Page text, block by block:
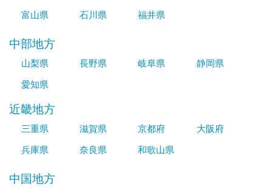
富山県
石川県 福井県
中部地方
山梨県 長野県 岐阜県
静岡県
愛知県
近畿地方
三重県 滋賀県 京都府
大阪府
兵庫県
奈良県 和歌山県
中国地方